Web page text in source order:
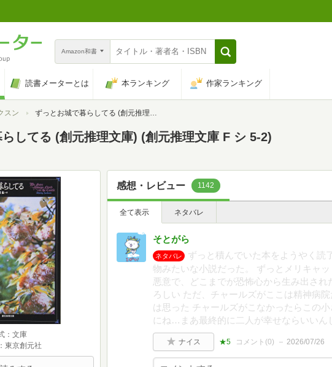
Amazon和書
読書メーターとは 本ランキング 作家ランキング
スン ずっとお城で暮らしてる (創元推理文庫) (創元推理文庫 F シ 5-2)
してる (創元推理文庫) (創元推理文庫 F シ 5-2)
：文庫
東京創元社
感想・レビュー 1142
全て表示 ネタバレ
そとがら
ネタバレ
ずっと積んでいた本をようやく読
物みたいな小説だった。 ずっとメリキャ
悪意で、どこまでが恐怖心から生み出さ
ろしい ただ、チャールズがここは精神病
は思った チャールズがこなかったらこの
にね…まあ最終的に二人が幸せならいいん
ナイス ★5 コメント(0) 2026/07/26